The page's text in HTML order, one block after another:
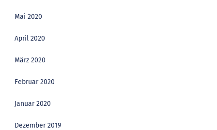
Mai 2020
April 2020
März 2020
Februar 2020
Januar 2020
Dezember 2019